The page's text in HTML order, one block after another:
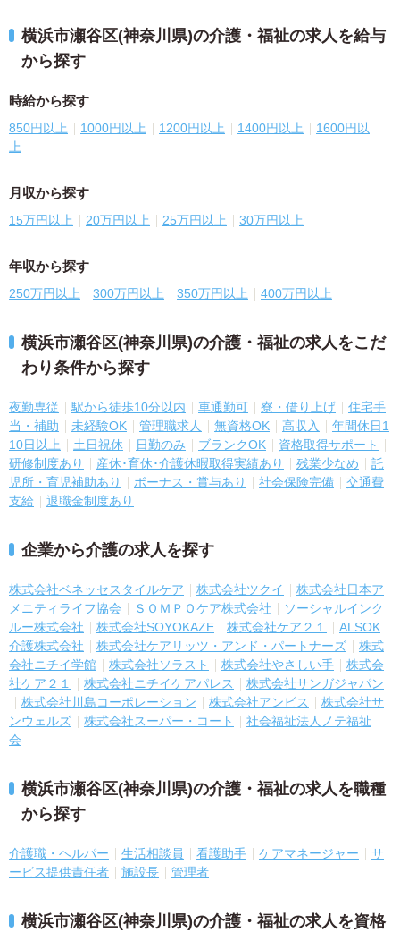
横浜市瀬谷区(神奈川県)の介護・福祉の求人を給与
から探す
時給から探す
850円以上 1000円以上 1200円以上 1400円以上
1600円以
上
月収から探す
15万円以上 20万円以上 25万円以上 30万円以上
年収から探す
250万円以上 300万円以上 350万円以上 400万円以上
横浜市瀬谷区(神奈川県)の介護・福祉の求人をこだ
わり条件から探す
夜勤専従 駅から徒歩10分以内 車通勤可 寮・借り上げ
住宅手
当・補助
未経験OK 管理職求人 無資格OK 高収入
年間休日1
10日以上
土日祝休 日勤のみ ブランクOK
資格取得サポート
研修制度あり
産休･育休･介護休暇取得実績あり 残業少なめ
託
児所・育児補助あり
ボーナス・賞与あり 社会保険完備
交通費
支給
退職金制度あり
企業から介護の求人を探す
株式会社ベネッセスタイルケア 株式会社ツクイ
株式会社日本ア
メニティライフ協会
ＳＯＭＰＯケア株式会社
ソーシャルインク
ルー株式会社
株式会社SOYOKAZE 株式会社ケア２１
ALSOK
介護株式会社
株式会社ケアリッツ・アンド・パートナーズ
株式
会社ニチイ学館
株式会社ソラスト 株式会社やさしい手
株式会
社ケア２１
株式会社ニチイケアパレス
株式会社サンガジャパン
株式会社川島コーポレーション
株式会社アンビス
株式会社サ
ンウェルズ
株式会社スーパー・コート
社会福祉法人ノテ福祉
会
横浜市瀬谷区(神奈川県)の介護・福祉の求人を職種
から探す
介護職・ヘルパー 生活相談員 看護助手 ケアマネージャー
サ
ービス提供責任者
施設長 管理者
横浜市瀬谷区(神奈川県)の介護・福祉の求人を資格